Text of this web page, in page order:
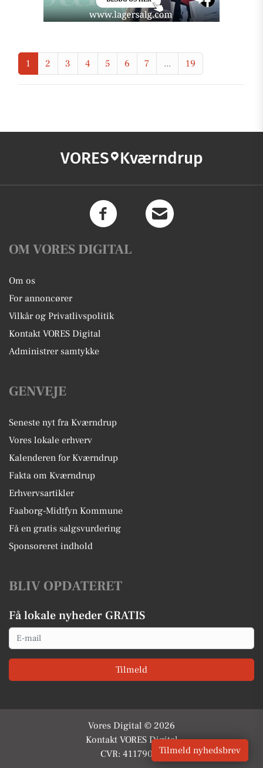
1 2 3 4 5 6 7 ... 19
VORES Kværndrup
OM VORES DIGITAL
Om os
For annoncører
Vilkår og Privatlivspolitik
Kontakt VORES Digital
Administrer samtykke
GENVEJE
Seneste nyt fra Kværndrup
Vores lokale erhverv
Kalenderen for Kværndrup
Fakta om Kværndrup
Erhvervsartikler
Faaborg-Midtfyn Kommune
Få en gratis salgsvurdering
Sponsoreret indhold
BLIV OPDATERET
Få lokale nyheder GRATIS
Email
Tilmeld
Vores Digital © 2026
Kontakt VORES Digital
CVR: 41179082Tilmeld nyhedsbrev